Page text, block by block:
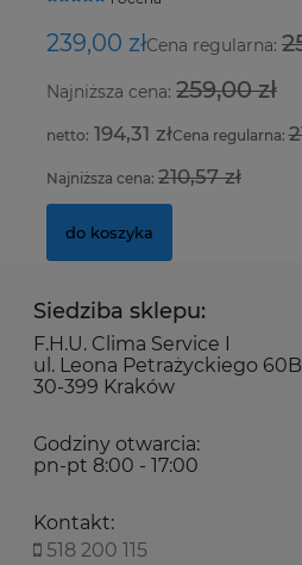
239,00 złCena regularna:
Najniższa cena: 259,00 zł
194,31 złCena regularna:
Najniższa cena: 210,57 zł
do koszyka
7,00 zł
5,69 zł
do koszyka
Siedziba sklepu:
F.H.U. Clima Service I
ul. Leona Petrażyckiego 60B
30-399 Kraków
Godziny otwarcia:
pn-pt 8:00 - 17:00
Kontakt:
518 200 115